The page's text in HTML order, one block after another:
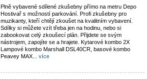
Plně vybavené sdílené zkušebny přímo na metru Depo
Hostivař s možností parkování. Profi zkušebny pro
muzikanty, kteří chtějí zkoušet na kvalitním vybavení.
Sdílky si můžete vzít třeba jen na hodinu, nebo si
zabookovat celý zkoušecí plán. Přijdete se svým
nástrojem, zapojíte se a hrajete. Kytarové kombo 2X
Lampové kombo Marshall DSL40CR, basové kombo
Peavey MAX
více